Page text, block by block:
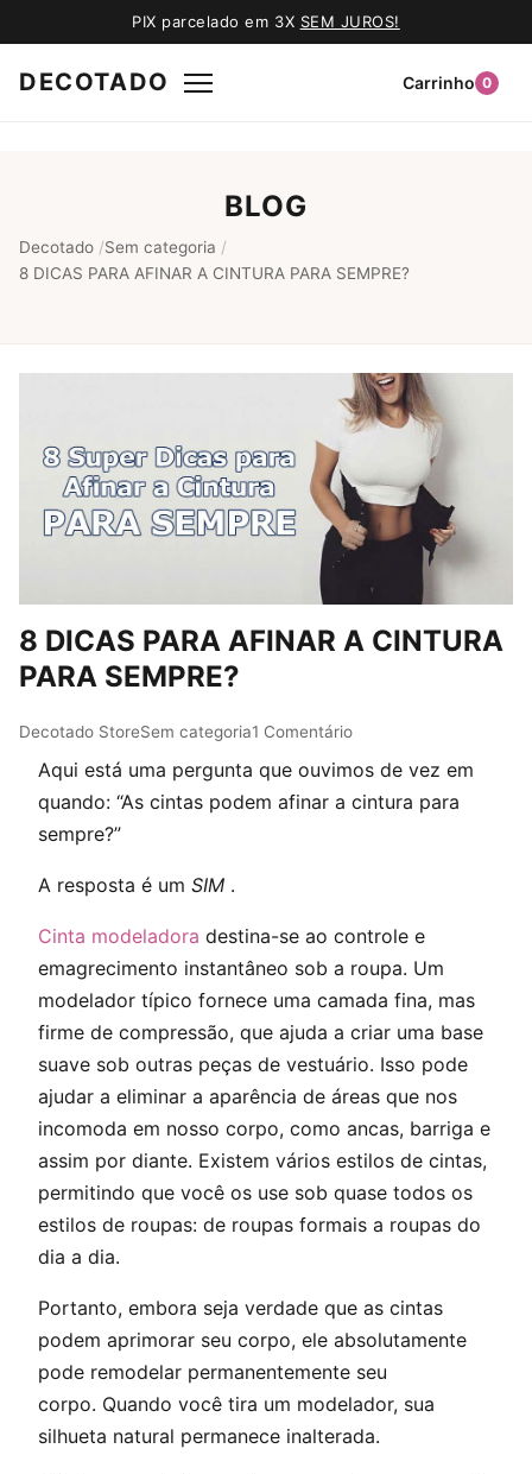
PIX parcelado em 3X SEM JUROS!
DECOTADO Carrinho 0
BLOG
Decotado /Sem categoria /
8 DICAS PARA AFINAR A CINTURA PARA SEMPRE?
8 DICAS PARA AFINAR A CINTURA
PARA SEMPRE?
Post author:
Decotado StorePost published:
Post category:
Sem categoriaPost comments:
1 Comentário
Aqui está uma pergunta que ouvimos de vez em
quando: “As cintas podem afinar a cintura para
sempre?”
A resposta é um SIM .
Cinta modeladora destina-se ao controle e
emagrecimento instantâneo sob a roupa. Um
modelador típico fornece uma camada fina, mas
firme de compressão, que ajuda a criar uma base
suave sob outras peças de vestuário. Isso pode
ajudar a eliminar a aparência de áreas que nos
incomoda em nosso corpo, como ancas, barriga e
assim por diante. Existem vários estilos de cintas,
permitindo que você os use sob quase todos os
estilos de roupas: de roupas formais a roupas do
dia a dia.
Portanto, embora seja verdade que as cintas
podem aprimorar seu corpo, ele absolutamente
pode remodelar permanentemente seu
corpo. Quando você tira um modelador, sua
silhueta natural permanece inalterada.